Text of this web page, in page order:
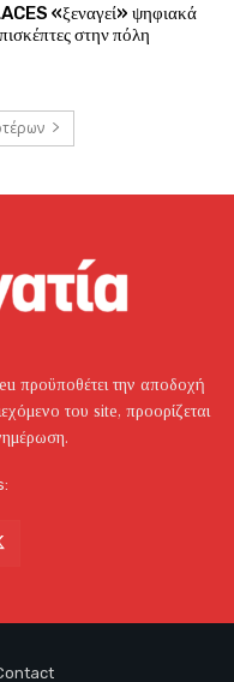
«ξεναγεί» ψηφιακά
στην πόλη
προϋποθέτει την αποδοχή
του site, προορίζεται